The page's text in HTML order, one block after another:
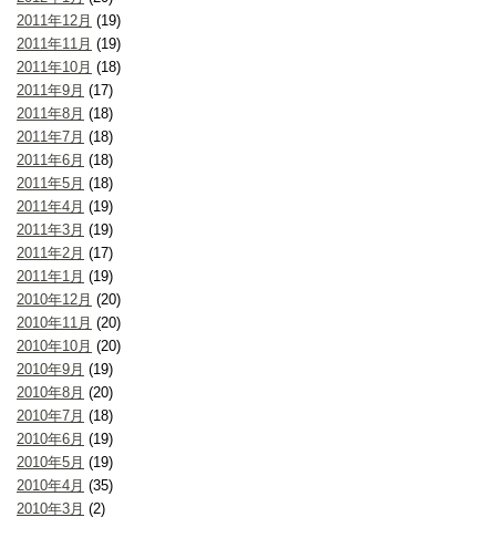
2011年12月 (19)
2011年11月 (19)
2011年10月 (18)
2011年9月 (17)
2011年8月 (18)
2011年7月 (18)
2011年6月 (18)
2011年5月 (18)
2011年4月 (19)
2011年3月 (19)
2011年2月 (17)
2011年1月 (19)
2010年12月 (20)
2010年11月 (20)
2010年10月 (20)
2010年9月 (19)
2010年8月 (20)
2010年7月 (18)
2010年6月 (19)
2010年5月 (19)
2010年4月 (35)
2010年3月 (2)